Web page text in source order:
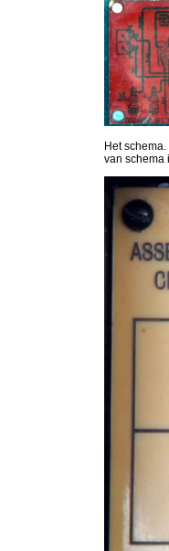
Het
van schema